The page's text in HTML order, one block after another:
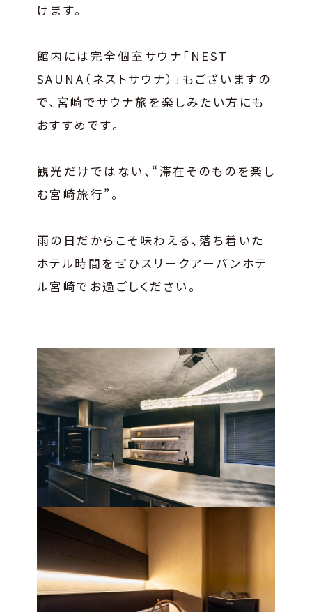
けます。
館内には完全個室サウナ「NEST
SAUNA（ネストサウナ）」もございますの
で、宮崎でサウナ旅を楽しみたい方にも
おすすめです。
観光だけではない、“滞在そのものを楽し
む宮崎旅行”。
雨の日だからこそ味わえる、落ち着いた
ホテル時間をぜひスリークアーバンホテ
ル宮崎でお過ごしください。